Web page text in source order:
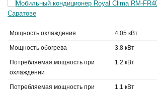
Мощность охлаждения 4.05 кВт
Мощность обогрева 3.8 кВт
Потребляемая мощность при
охлаждении
1.2 кВт
Потребляемая мощность при
1.1 кВт